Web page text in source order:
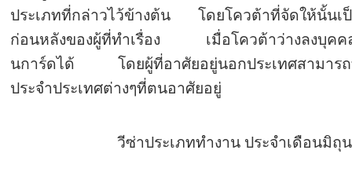
ประเภทที่กล่าวไว้ข้างต้น โดยโควต้าที่จัดให้นั้นเป็
ก่อนหลังของผู้ที่ทำเรื่อง เมื่อโควต้าว่างลงบุคค
นการ์ดได้ โดยผู้ที่อาศัยอยู่นอกประเทศสามารถ
ประจำประเทศต่างๆที่ตนอาศัยอยู่
วีซ่าประเภททำงาน ประจำเดือนมิถุ